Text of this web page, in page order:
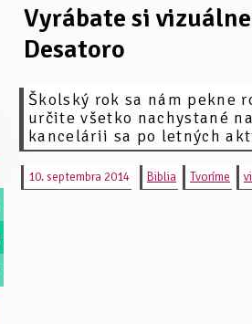
Vyrábate si
Desatoro
Školský rok sa nám pekne
určite všetko nachystané
kancelárii sa po letných
10. septembra 2014 Biblia Tvoríme